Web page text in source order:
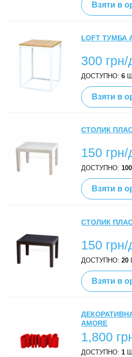
Взяти в
LOFT ТУМБА
300
ДОСТУПНО:6
Взяти в
СТОЛИК
150
ДОСТУПНО:100
Взяти в
СТОЛИК
150
ДОСТУПНО:20
Взяти в
AMORE
1,800
ДОСТУПНО:1